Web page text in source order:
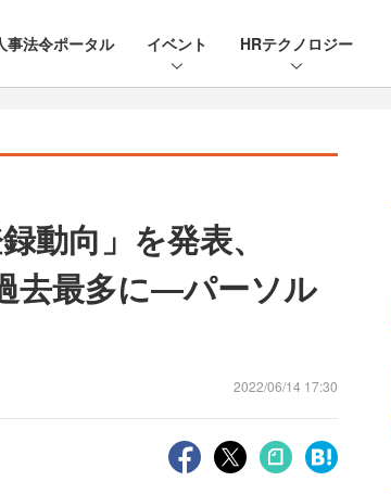
事法令ポータル イベント HRテクノロジー
動向」を発表、
去最多に―パーソル
2022/06/14 17:30